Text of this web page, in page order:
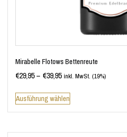
Mirabelle Flotows Bettenreute
€29,95– €39,95 inkl. MwSt. (19%)
Ausführung wählen